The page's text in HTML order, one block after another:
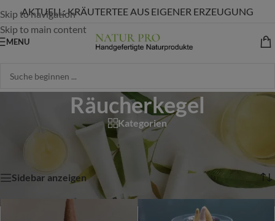
Skip to navigation
Skip to main content
AKTUELL: KRÄUTERTEE AUS EIGENER ERZEUGUNG
MENU
Räucherkegel
Kategorien
Produkte verschlagwortet mit „Räucherkegel“
Alle 3 Ergebnisse werden angezeigt
Sidebar anzeigen